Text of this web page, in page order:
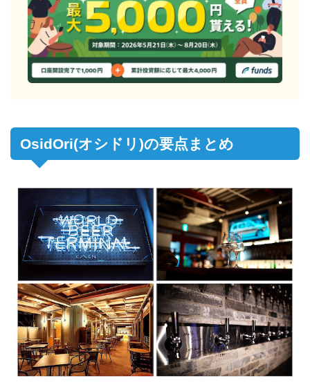
OsidOri(オシドリ)の要点まとめ